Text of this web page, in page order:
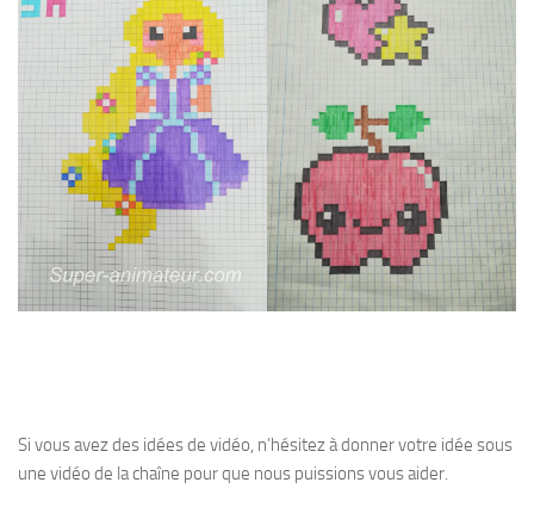
Si vous avez des idées de vidéo, n’hésitez à donner votre idée sous
une vidéo de la chaîne pour que nous puissions vous aider.